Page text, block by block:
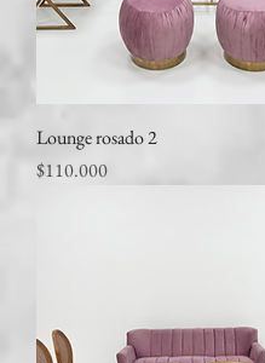
Lounge rosado 2
Precio
$110.000